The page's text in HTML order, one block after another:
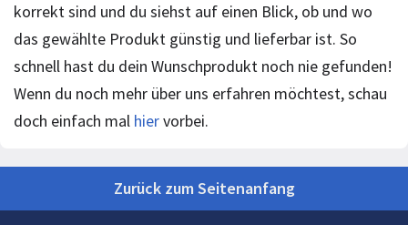
korrekt sind und du siehst auf einen Blick, ob und wo
das gewählte Produkt günstig und lieferbar ist. So
schnell hast du dein Wunschprodukt noch nie gefunden!
Wenn du noch mehr über uns erfahren möchtest, schau
doch einfach mal hiervorbei.
Zurück zum Seitenanfang